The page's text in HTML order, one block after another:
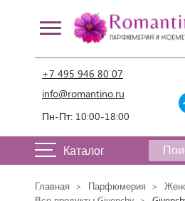
+7 495 946 80 07
info@romantino.ru
Пн-Пт: 10:00-18:00
Каталог
Главная Парфюмерия